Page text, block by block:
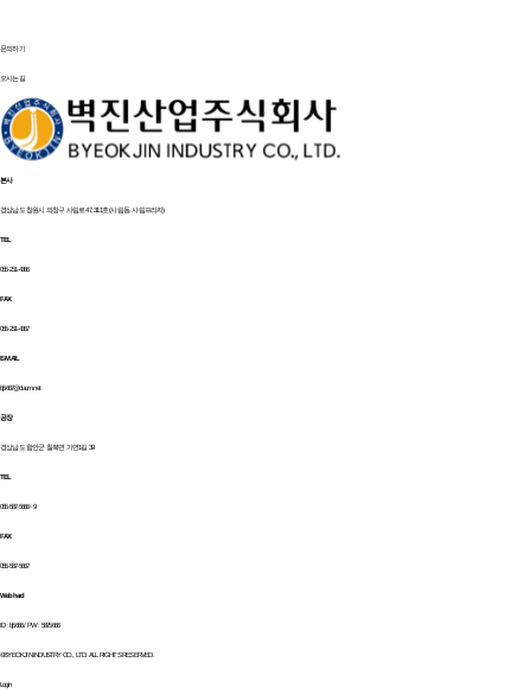
문의하기
오시는길
본사
경상남도 창원시 의창구 사림로 47, 311호 (사림동, 사림프라자)
TEL
055-251-4366
FAX
055-251-4367
E-MAIL
bj5667@daum.net
공장
경상남도 함안군 칠북면 가연1길 39
TEL
055-587-5666~9
FAX
055-587-5667
Webhard
ID : bj5666 / PW : 5875666
©BYEOKJIN INDUSTRY CO., LTD. ALL RIGHTS RESERVED.
Login